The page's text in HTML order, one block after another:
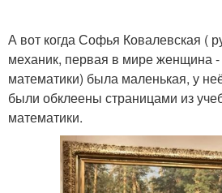
А вот когда Софья Ковалевская (
механик, первая в мире женщина
математики) была маленькая, у
были обклеены страницами из
математики.